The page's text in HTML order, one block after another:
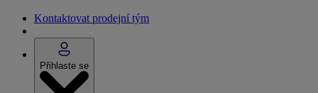
Kontaktovat prodejní tým
Přihlaste se